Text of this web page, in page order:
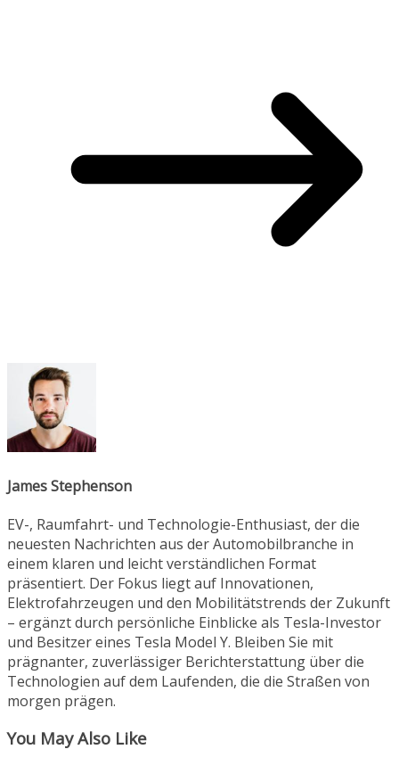
James Stephenson
EV-, Raumfahrt- und Technologie-Enthusiast, der die
neuesten Nachrichten aus der Automobilbranche in
einem klaren und leicht verständlichen Format
präsentiert. Der Fokus liegt auf Innovationen,
Elektrofahrzeugen und den Mobilitätstrends der Zukunft
– ergänzt durch persönliche Einblicke als Tesla-Investor
und Besitzer eines Tesla Model Y. Bleiben Sie mit
prägnanter, zuverlässiger Berichterstattung über die
Technologien auf dem Laufenden, die die Straßen von
morgen prägen.
You May Also Like